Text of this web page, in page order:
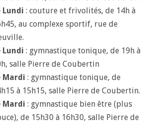
Lundi : couture et frivolités, de 14h à
au complexe sportif, rue de
Lundi : gymnastique tonique, de 19h à
salle Pierre de Coubertin
Mardi : gymnastique tonique, de
à 15h15, salle Pierre de Coubertin.
Mardi : gymnastique bien être (plus
de 15h30 à 16h30, salle Pierre de